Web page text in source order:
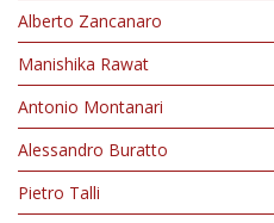
Alberto Zancanaro
Manishika Rawat
Antonio Montanari
Alessandro Buratto
Pietro Talli